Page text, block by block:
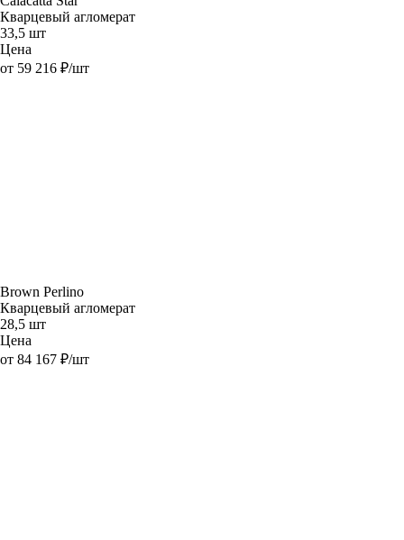
Кварцевый агломерат
33,5 шт
Цена
от 59 216 ₽/шт
Brown Perlino
Кварцевый агломерат
28,5 шт
Цена
от 84 167 ₽/шт